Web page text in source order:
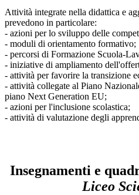
Attività integrate nella didattica e
prevedono in particolare:
- azioni per lo sviluppo delle
- moduli di orientamento formativo;
- percorsi di Formazione Scuola-
- iniziative di ampliamento
- attività per favorire la transizione
- attività collegate al Piano
piano Next Generation EU;
- azioni per l'inclusione scolastica;
- attività di valutazione degli
Insegnamenti e
Liceo